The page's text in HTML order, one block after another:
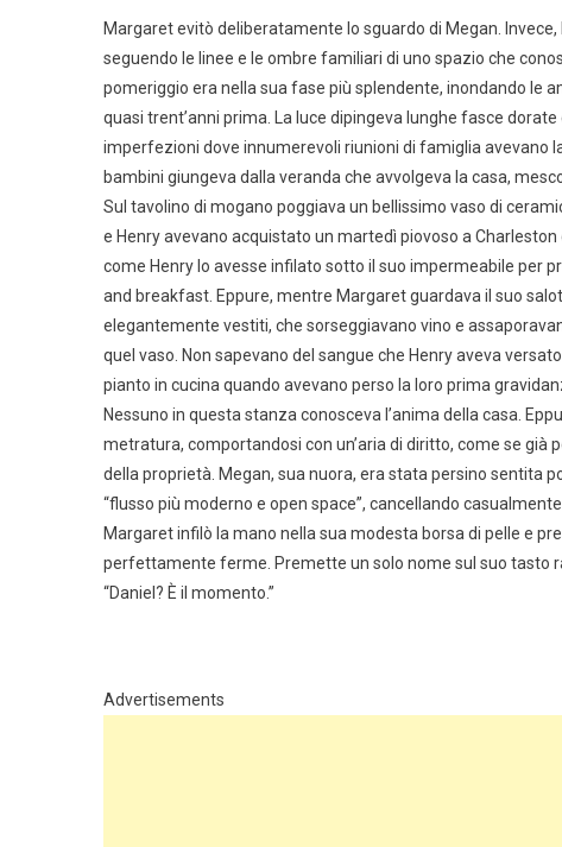
Margaret evitò deliberatamente lo sguardo di Megan.
seguendo le linee e le ombre familiari di uno spazio che
pomeriggio era nella sua fase più splendente, inondando le
quasi trent’anni prima. La luce dipingeva lunghe fasce
imperfezioni dove innumerevoli riunioni di famiglia avevano
bambini giungeva dalla veranda che avvolgeva la casa,
Sul tavolino di mogano poggiava un bellissimo vaso di
e Henry avevano acquistato un martedì piovoso a
come Henry lo avesse infilato sotto il suo impermeabile per
and breakfast. Eppure, mentre Margaret guardava il suo
elegantemente vestiti, che sorseggiavano vino e
quel vaso. Non sapevano del sangue che Henry aveva
pianto in cucina quando avevano perso la loro prima
Nessuno in questa stanza conosceva l’anima della casa.
metratura, comportandosi con un’aria di diritto, come se
della proprietà. Megan, sua nuora, era stata persino sentita
“flusso più moderno e open space”, cancellando
Margaret infilò la mano nella sua modesta borsa di pelle e
perfettamente ferme. Premette un solo nome sul suo tasto
“Daniel? È il momento.”
Advertisements